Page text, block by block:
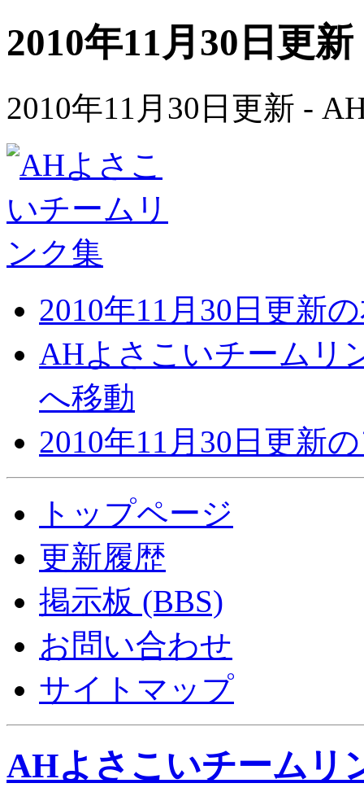
2010年11月30日更
2010年11月30日更新 -
2010年11月30日更新
AHよさこいチームリ
へ移動
2010年11月30日更新
トップページ
更新履歴
掲示板 (BBS)
お問い合わせ
サイトマップ
AHよさこいチームリ